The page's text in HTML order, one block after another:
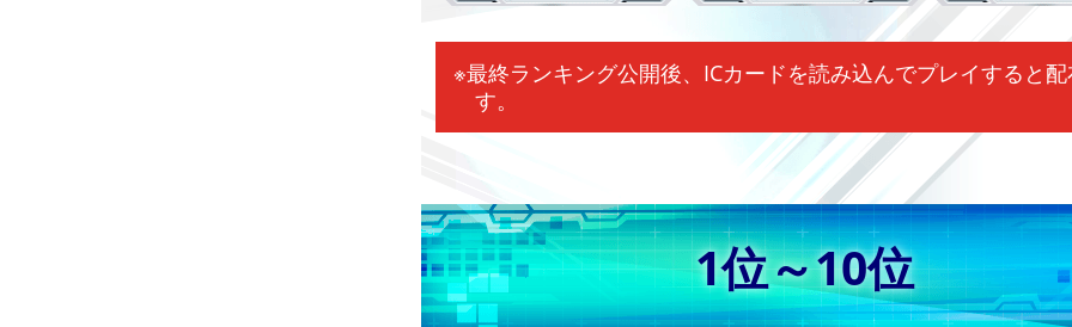
※最終ランキング公開後、ICカードを読み込んでプレイすると
す。
1位～10位